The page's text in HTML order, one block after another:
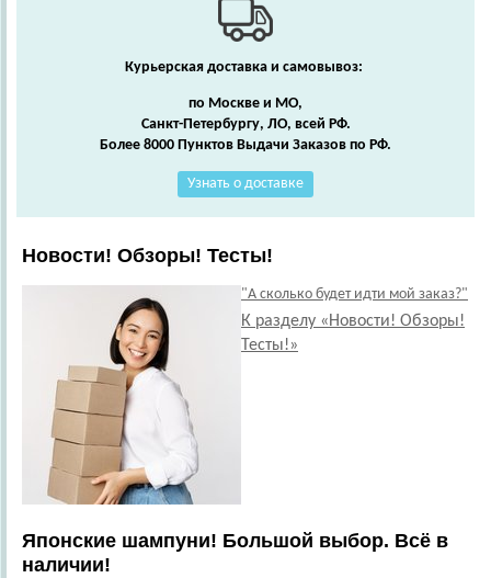
Курьерская доставка и самовывоз:
по Москве и МО,
Санкт-Петербургу, ЛО, всей РФ.
Более 8000 Пунктов Выдачи Заказов по РФ.
Узнать о доставке
Новости! Обзоры! Тесты!
"А сколько будет идти мой заказ?"
К разделу «Новости! Обзоры!
Тесты!»
Японские шампуни! Большой выбор. Всё в
наличии!